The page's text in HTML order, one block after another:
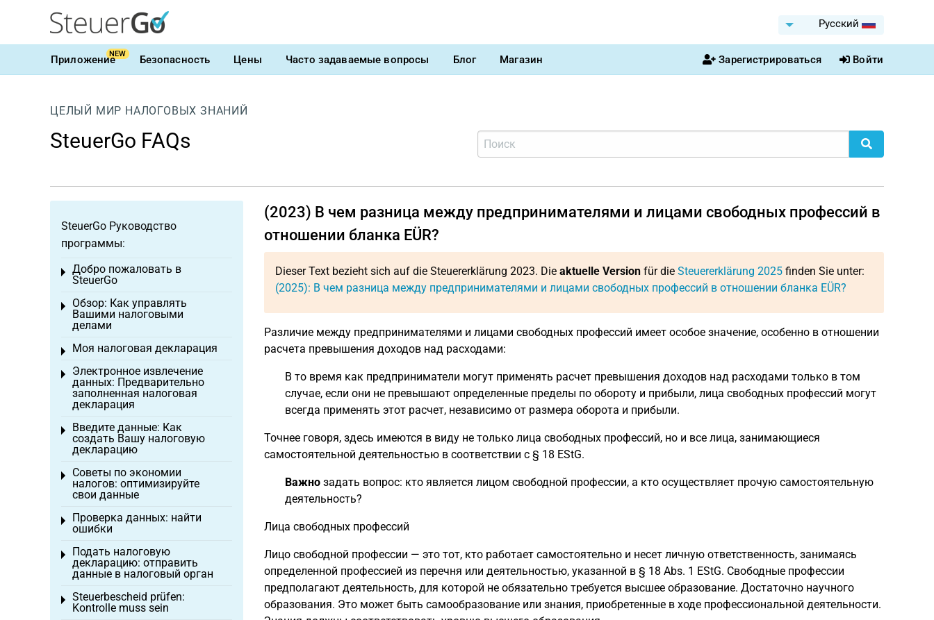
Pусский
ПриложениеNEW Безопасность Цены Часто задаваемые вопросы Блог Магазин Зарегистрироваться Войти
ЦЕЛЫЙ МИР НАЛОГОВЫХ ЗНАНИЙ
SteuerGo FAQs
(2023) В чем разница между предпринимателями и лицами свободных профессий в
отношении бланка EÜR?
Dieser Text bezieht sich auf die Steuererklärung 2023. Die aktuelle Versionfür die Steuererklärung 2025finden Sie unter:
(2025): В чем разница между предпринимателями и лицами свободных профессий в отношении бланка EÜR?
Различие между предпринимателями и лицами свободных профессий имеет особое значение, особенно в отношении
расчета превышения доходов над расходами:
В то время как предприниматели могут применять расчет превышения доходов над расходами только в том
случае, если они не превышают определенные пределы по обороту и прибыли, лица свободных профессий могут
всегда применять этот расчет, независимо от размера оборота и прибыли.
Точнее говоря, здесь имеются в виду не только лица свободных профессий, но и все лица, занимающиеся
самостоятельной деятельностью в соответствии с § 18 EStG.
Важнозадать вопрос: кто является лицом свободной профессии, а кто осуществляет прочую самостоятельную
деятельность?
Лица свободных профессий
Лицо свободной профессии — это тот, кто работает самостоятельно и несет личную ответственность, занимаясь
определенной профессией из перечня или деятельностью, указанной в § 18 Abs. 1 EStG. Свободные профессии
предполагают деятельность, для которой не обязательно требуется высшее образование. Достаточно научного
образования. Это может быть самообразование или знания, приобретенные в ходе профессиональной деятельности.
SteuerGo Руководство
программы:
Добро пожаловать в
SteuerGo
Toggle menu
Обзор: Как управлять
Вашими налоговыми
делами
Toggle menu
Моя налоговая декларация
Toggle menu
Электронное извлечение
данных: Предварительно
заполненная налоговая
декларация
Toggle menu
Введите данные: Как
создать Вашу налоговую
декларацию
Toggle menu
Советы по экономии
налогов: оптимизируйте
свои данные
Toggle menu
Проверка данных: найти
ошибки
Toggle menu
Подать налоговую
декларацию: отправить
данные в налоговый орган
Toggle menu
Steuerbescheid prüfen:
Kontrolle muss sein
Toggle menu